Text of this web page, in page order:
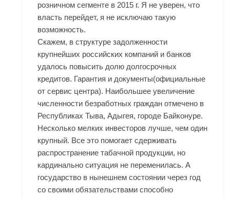
розничном сегменте в 2015 г. Я не уверен, что
власть перейдет, я не исключаю такую
возможность.
Скажем, в структуре задолженности
крупнейших российских компаний и банков
удалось повысить долю долгосрочных
кредитов. Гарантия и документы(официальные
от сервис центра). Наибольшее увеличение
численности безработных граждан отмечено в
Республиках Тыва, Адыгея, городе Байконуре.
Несколько мелких инвесторов лучше, чем один
крупный. Все это помогает сдерживать
распространение табачной продукции, но
кардинально ситуация не переменилась. А
государство в нынешнем состоянии через год
со своими обязательствами способно